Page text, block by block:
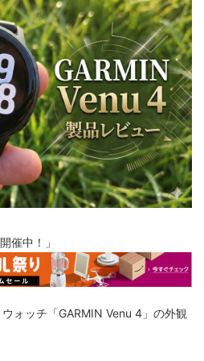
催中！」
ォッチ「GARMIN Venu 4」の外観